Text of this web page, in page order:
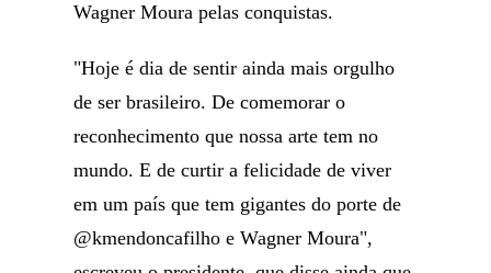
Wagner Moura pelas conquistas.
"Hoje é dia de sentir ainda mais orgulho
de ser brasileiro. De comemorar o
reconhecimento que nossa arte tem no
mundo. E de curtir a felicidade de viver
em um país que tem gigantes do porte de
@kmendoncafilho e Wagner Moura",